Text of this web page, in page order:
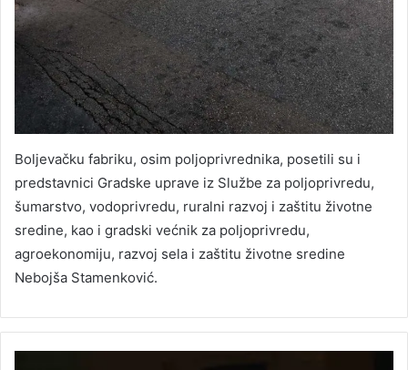
Boljevačku fabriku, osim poljoprivrednika, posetili su i
predstavnici Gradske uprave iz Službe za poljoprivredu,
šumarstvo, vodoprivredu, ruralni razvoj i zaštitu životne
sredine, kao i gradski većnik za poljoprivredu,
agroekonomiju, razvoj sela i zaštitu životne sredine
Nebojša Stamenković.